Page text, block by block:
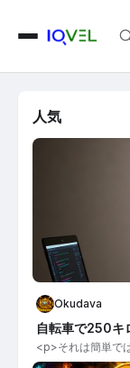
人気
Okudava
自転車で250キ
<p>それは簡単で